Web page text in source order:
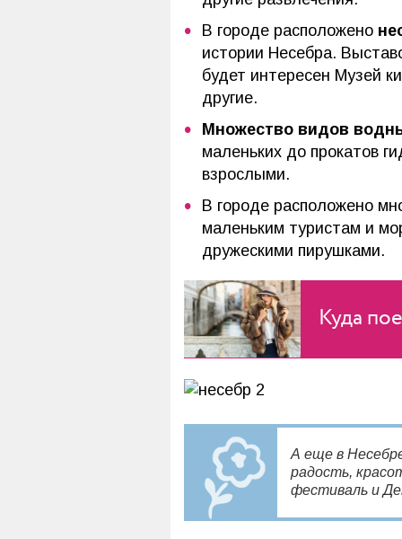
В городе расположено
истории Несебра.
будет интересен Музей
другие.
Множество видов
маленьких до прокатов
взрослыми.
В городе расположено
маленьким туристам и
дружескими пирушками.
Куда
А еще в
радость,
фестиваль и